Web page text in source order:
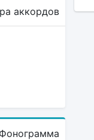
аккордов
Фонограмма